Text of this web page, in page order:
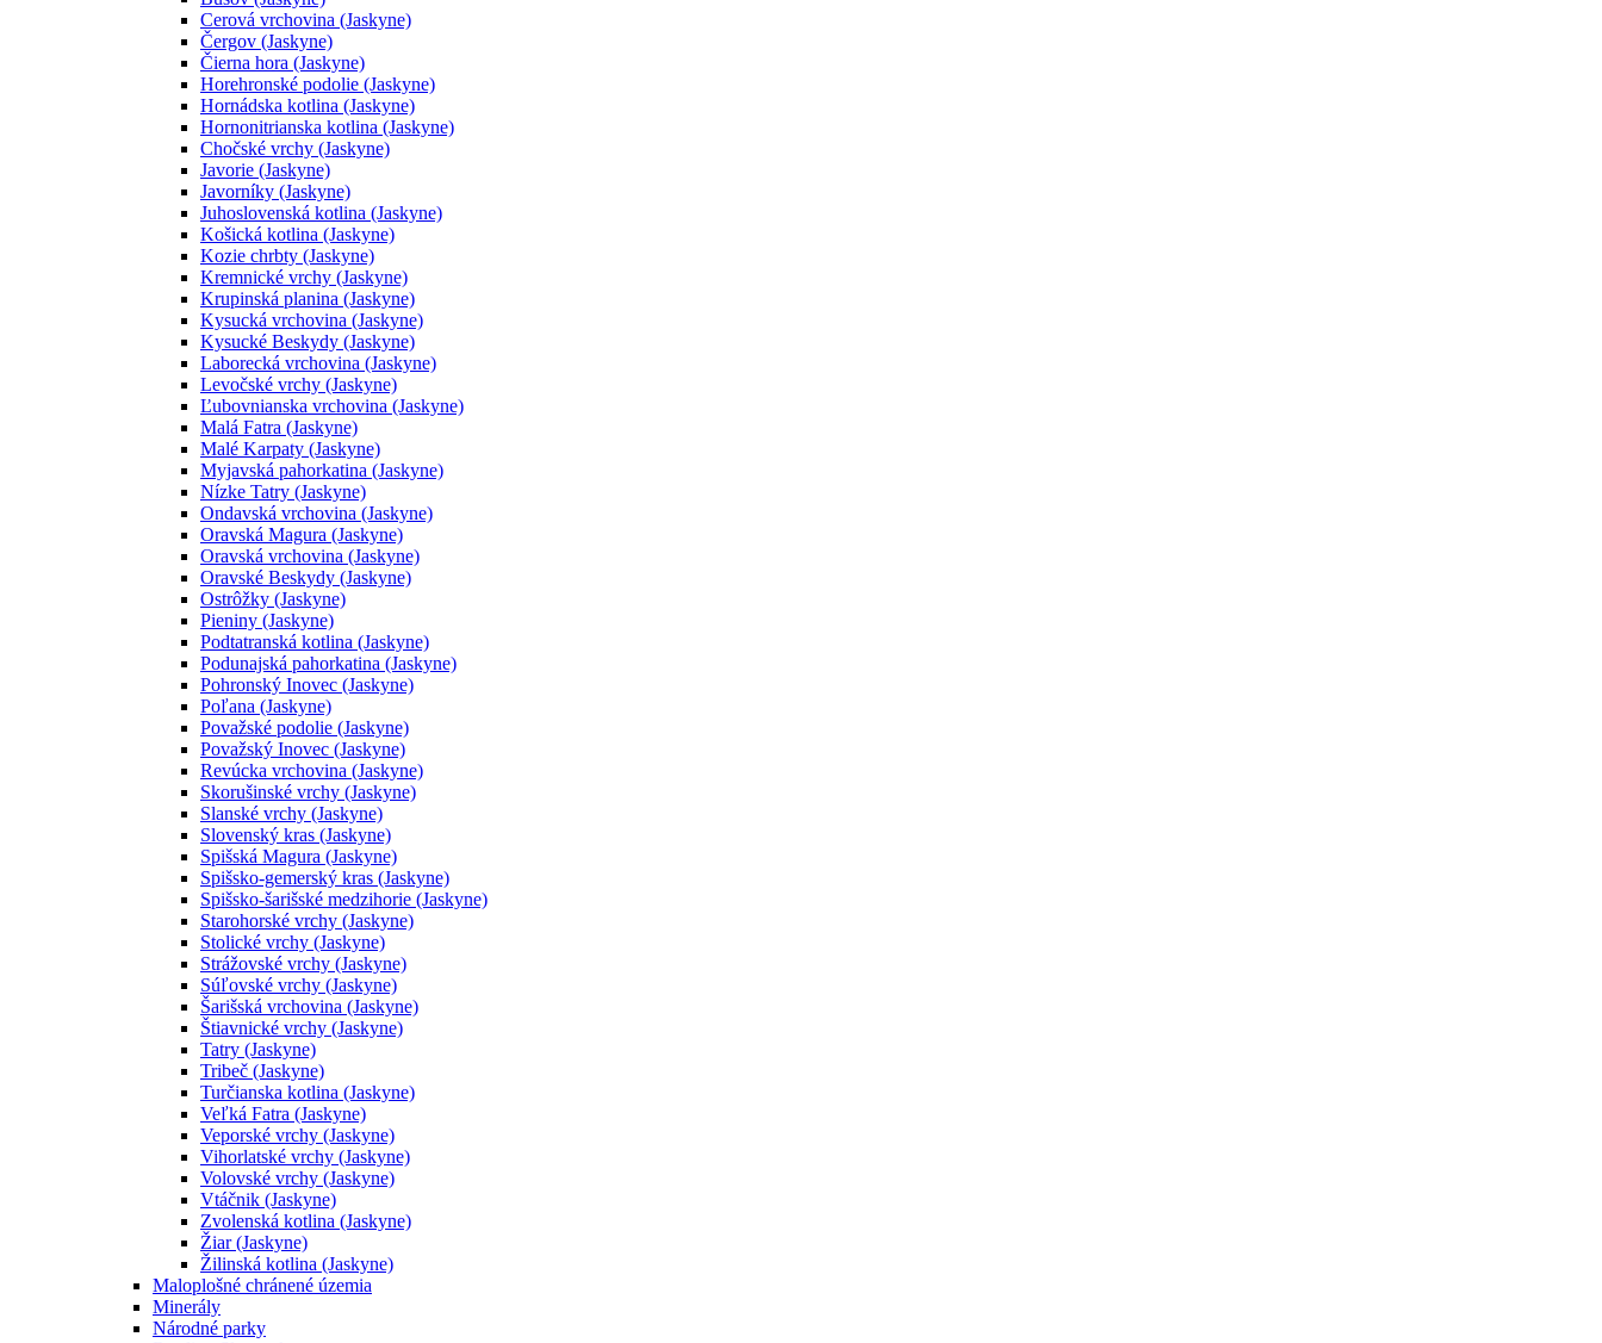
Cerová vrchovina (Jaskyne)
Čergov (Jaskyne)
Čierna hora (Jaskyne)
Horehronské podolie (Jaskyne)
Hornádska kotlina (Jaskyne)
Hornonitrianska kotlina (Jaskyne)
Chočské vrchy (Jaskyne)
Javorie (Jaskyne)
Javorníky (Jaskyne)
Juhoslovenská kotlina (Jaskyne)
Košická kotlina (Jaskyne)
Kozie chrbty (Jaskyne)
Kremnické vrchy (Jaskyne)
Krupinská planina (Jaskyne)
Kysucká vrchovina (Jaskyne)
Kysucké Beskydy (Jaskyne)
Laborecká vrchovina (Jaskyne)
Levočské vrchy (Jaskyne)
Ľubovnianska vrchovina (Jaskyne)
Malá Fatra (Jaskyne)
Malé Karpaty (Jaskyne)
Myjavská pahorkatina (Jaskyne)
Nízke Tatry (Jaskyne)
Ondavská vrchovina (Jaskyne)
Oravská Magura (Jaskyne)
Oravská vrchovina (Jaskyne)
Oravské Beskydy (Jaskyne)
Ostrôžky (Jaskyne)
Pieniny (Jaskyne)
Podtatranská kotlina (Jaskyne)
Podunajská pahorkatina (Jaskyne)
Pohronský Inovec (Jaskyne)
Poľana (Jaskyne)
Považské podolie (Jaskyne)
Považský Inovec (Jaskyne)
Revúcka vrchovina (Jaskyne)
Skorušinské vrchy (Jaskyne)
Slanské vrchy (Jaskyne)
Slovenský kras (Jaskyne)
Spišská Magura (Jaskyne)
Spišsko-gemerský kras (Jaskyne)
Spišsko-šarišské medzihorie (Jaskyne)
Starohorské vrchy (Jaskyne)
Stolické vrchy (Jaskyne)
Strážovské vrchy (Jaskyne)
Súľovské vrchy (Jaskyne)
Šarišská vrchovina (Jaskyne)
Štiavnické vrchy (Jaskyne)
Tatry (Jaskyne)
Tribeč (Jaskyne)
Turčianska kotlina (Jaskyne)
Veľká Fatra (Jaskyne)
Veporské vrchy (Jaskyne)
Vihorlatské vrchy (Jaskyne)
Volovské vrchy (Jaskyne)
Vtáčnik (Jaskyne)
Zvolenská kotlina (Jaskyne)
Žiar (Jaskyne)
Žilinská kotlina (Jaskyne)
Maloplošné chránené územia
Minerály
Národné parky